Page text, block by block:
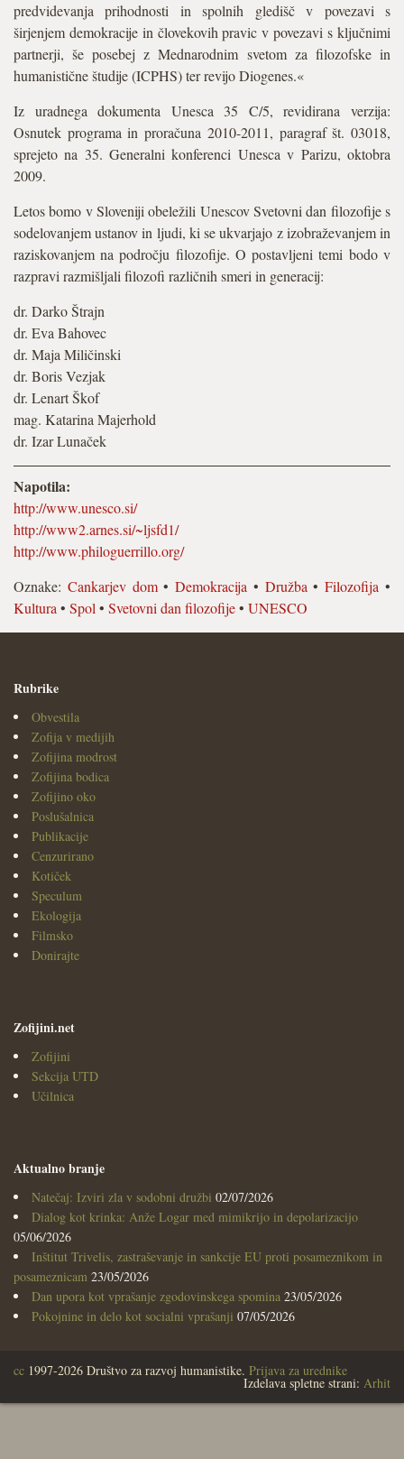
predvidevanja prihodnosti in spolnih gledišč v povezavi s
širjenjem demokracije in človekovih pravic v povezavi s ključnimi
partnerji, še posebej z Mednarodnim svetom za filozofske in
huma­nistične študije (ICPHS) ter revijo Diogenes.«
Iz uradnega dokumenta Unesca 35 C/5, revidirana verzija:
Osnutek programa in proračuna 2010-2011, paragraf št. 03018,
sprejeto na 35. Generalni konferenci Unesca v Parizu, oktobra
2009.
Letos bomo v Sloveniji obeležili Unescov Svetovni dan filozofije s
sodelovanjem ustanov in ljudi, ki se ukvarjajo z izobraževanjem in
raziskovanjem na področju filozofije. O postavljeni temi bodo v
razpravi razmišljali filozofi različnih smeri in generacij:
dr. Darko Štrajn
dr. Eva Bahovec
dr. Maja Miličinski
dr. Boris Vezjak
dr. Lenart Škof
mag. Katarina Majerhold
dr. Izar Lunaček
Napotila:
http://www.unesco.si/
http://www2.arnes.si/~ljsfd1/
http://www.philoguerrillo.org/
Oznake: Cankarjev dom•Demokracija • Družba •Filozofija •
Kultura • Spol • Svetovni dan filozofije• UNESCO
Rubrike
Obvestila
Zofija v medijih
Zofijina modrost
Zofijina bodica
Zofijino oko
Poslušalnica
Publikacije
Cenzurirano
Kotiček
Speculum
Ekologija
Filmsko
Donirajte
Zofijini.net
Zofijini
Sekcija UTD
Učilnica
Aktualno branje
Natečaj: Izviri zla v sodobni družbi 02/07/2026
Dialog kot krinka: Anže Logar med mimikrijo in depolarizacijo
05/06/2026
Inštitut Trivelis, zastraševanje in sankcije EU proti posameznikom in
posameznicam 23/05/2026
Dan upora kot vprašanje zgodovinskega spomina 23/05/2026
Pokojnine in delo kot socialni vprašanji 07/05/2026
cc 1997-2026 Društvo za razvoj humanistike. Prijava za urednike
Izdelava spletne strani: Arhit